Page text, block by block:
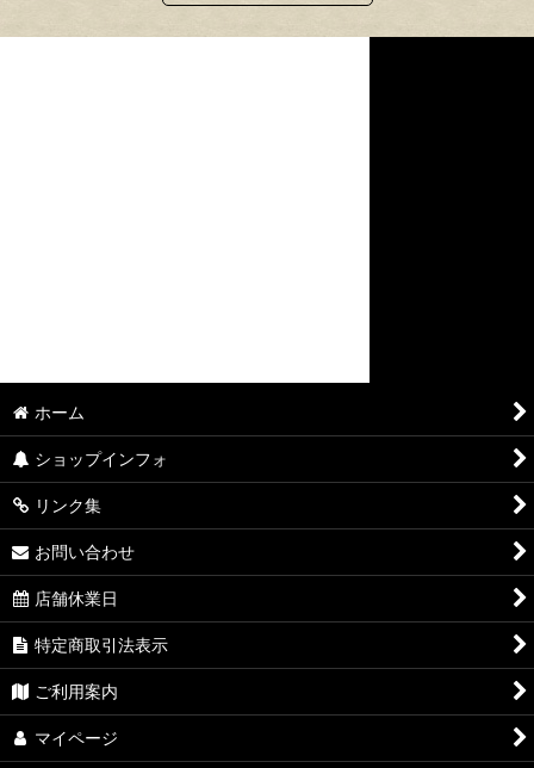
ホーム
ショップインフォ
リンク集
お問い合わせ
店舗休業日
特定商取引法表示
ご利用案内
マイページ